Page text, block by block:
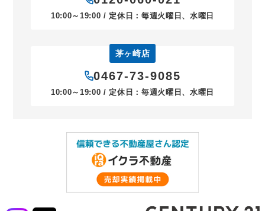
10:00～19:00 / 定休日：毎週火曜日、水曜日
茅ヶ崎店
0467-73-9085
10:00～19:00 / 定休日：毎週火曜日、水曜日